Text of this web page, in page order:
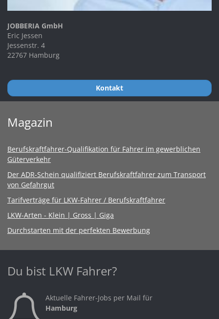
JOBBERIA GmbH
Eric Jessen
Jessenstr. 4
22767 Hamburg
Kontakt
Magazin
Berufskraftfahrer-Qualifikation für Fahrer im gewerblichen
Güterverkehr
Der ADR-Schein qualifiziert Berufskraftfahrer zum Transport
von Gefahrgut
Tarifverträge für LKW-Fahrer / Berufskraftfahrer
LKW-Arten - Klein | Gross | Giga
Durchstarten mit der perfekten Bewerbung
Du bist LKW Fahrer?
Aktuelle Fahrer-Jobs per Mail für
Hamburg